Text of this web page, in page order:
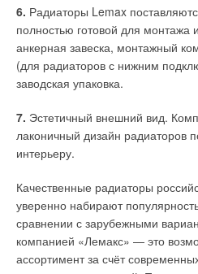
6. Радиаторы Lemax
полностью готовой для монтажа
анкерная завеска, монтажный
(для радиаторов с нижним
заводская упаковка.
7. Эстетичный внешний вид.
лаконичный дизайн радиаторов
интерьеру.
Качественные радиаторы
уверенно набирают
сравнении с зарубежными
компанией «Лемакс» — это
ассортимент за счёт
На фоне меньших вложений в
начальной стадии по сравнению
это даёт существенную
АО « Витал Девелопмент
этом примере видно, что при
помочь российскому бизнесу
как на внутреннем рынке, так и
поставляется отечественная
Читайте по теме:
Подчинение стихии воздуха:
вода»
ЖУРНАЛ СОК ЯНВАРЬ 2019
системы центрального
котла. Наиболее выгодным
теплонасосной системы
общественное здание с
также систем центрального
сильно варьируются от
и для небольших систем
Hirch J.J. eQUEST. The QUick
Berkeley National Lab. 2016.
Engineering Reference.
Departnemnt of Energy. 2016.